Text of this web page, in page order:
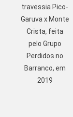
travessia Pico-
Garuva x Monte
Crista, feita
pelo Grupo
Perdidos no
Barranco, em
2019